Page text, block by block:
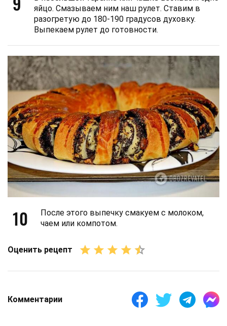
яйцо. Смазываем ним наш рулет. Ставим в
разогретую до 180-190 градусов духовку.
Выпекаем рулет до готовности.
10
После этого выпечку смакуем с молоком,
чаем или компотом.
Оценить рецепт
Комментарии